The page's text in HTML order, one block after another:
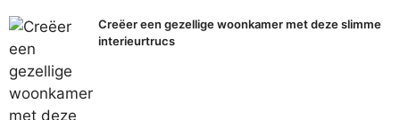
Creëer een gezellige woonkamer met deze slimme
interieurtrucs